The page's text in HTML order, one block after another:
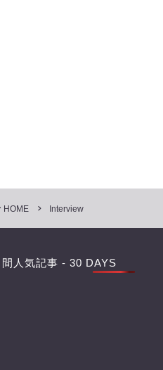
HOME Interview
間人気記事 - 30 DAYS